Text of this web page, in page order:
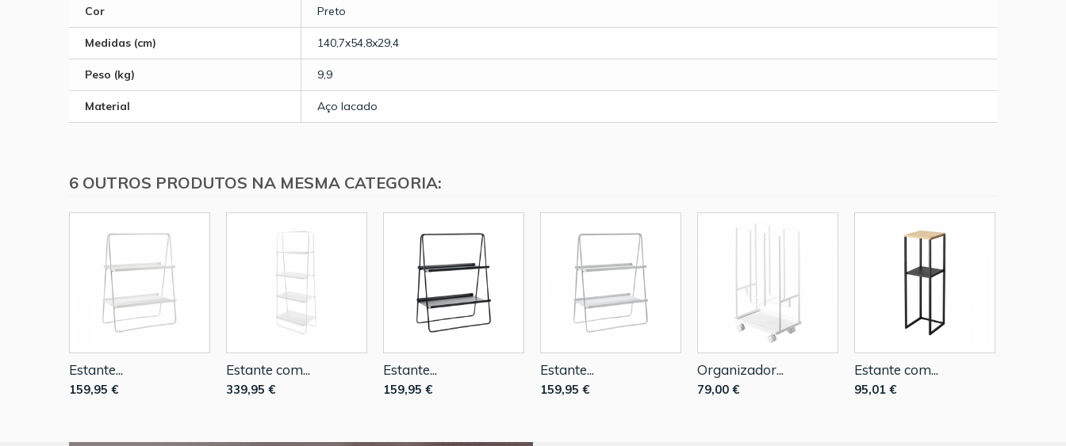
Cor Preto
Medidas (cm) 140,7x54,8x29,4
Peso (kg) 9,9
Material Aço lacado
6 OUTROS PRODUTOS NA MESMA CATEGORIA:
Estante...
159,95 €
Estante com...
339,95 €
Estante...
159,95 €
Estante...
159,95 €
Organizador...
79,00 €
Estante com...
95,01 €